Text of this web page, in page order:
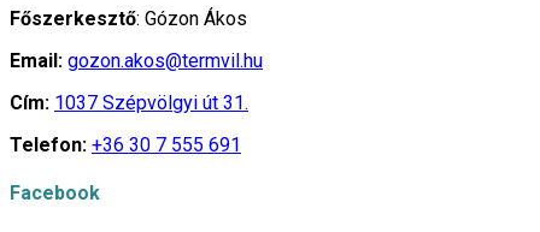
Főszerkesztő: Gózon Ákos
Email: gozon.akos@termvil.hu
Cím: 1037 Szépvölgyi út 31.
Telefon: +36 30 7 555 691
Facebook